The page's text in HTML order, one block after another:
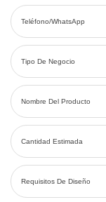
Teléfono/WhatsApp
Tipo De Negocio
Nombre Del Producto
Cantidad Estimada
Requisitos De Diseño